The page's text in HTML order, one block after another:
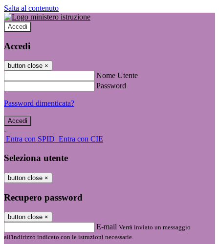
Salta al contenuto
Accedi
Accedi
button close ×
Nome Utente
Password
Password dimenticata?
-
Entra con SPID Entra con CIE
Seleziona utente
button close ×
Recupero password
button close ×
E-mail Verrà inviato un messaggio
all'indirizzo indicato con le istruzioni necessarie.